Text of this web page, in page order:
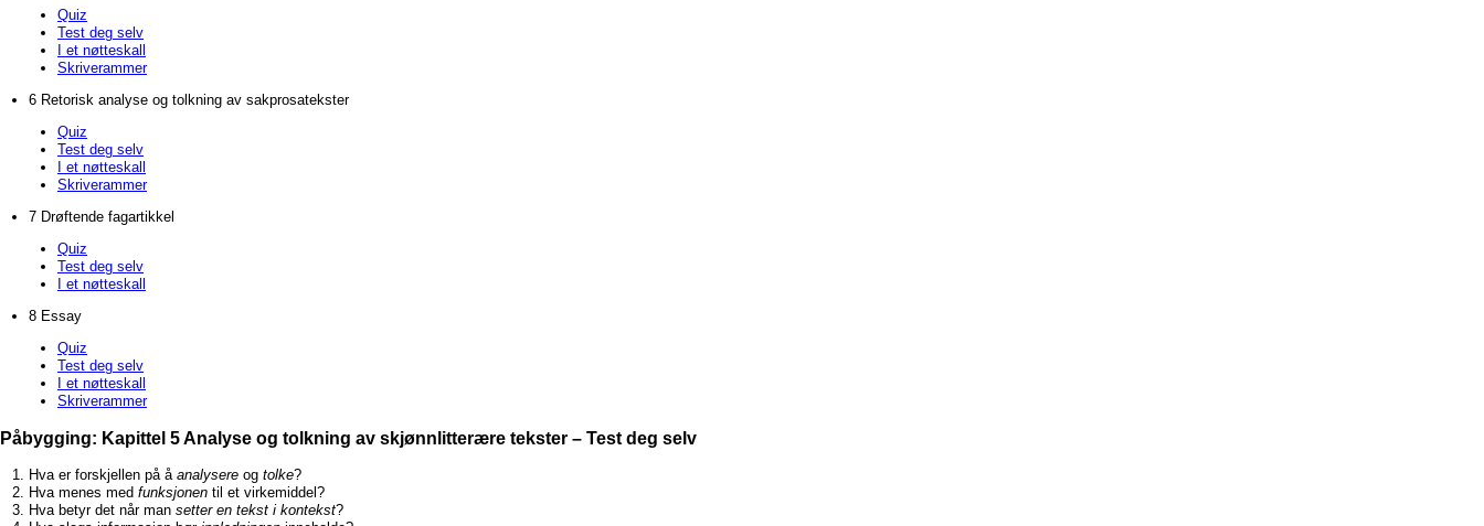
Quiz
Test deg selv
I et nøtteskall
Skriverammer
6 Retorisk analyse og tolkning av sakprosatekster
Quiz
Test deg selv
I et nøtteskall
Skriverammer
7 Drøftende fagartikkel
Quiz
Test deg selv
I et nøtteskall
8 Essay
Quiz
Test deg selv
I et nøtteskall
Skriverammer
Påbygging: Kapittel 5 Analyse og tolkning av skjønnlitterære tekster – Test deg selv
Hva er forskjellen på å analysere og tolke?
Hva menes med funksjonen til et virkemiddel?
Hva betyr det når man setter en tekst i kontekst?